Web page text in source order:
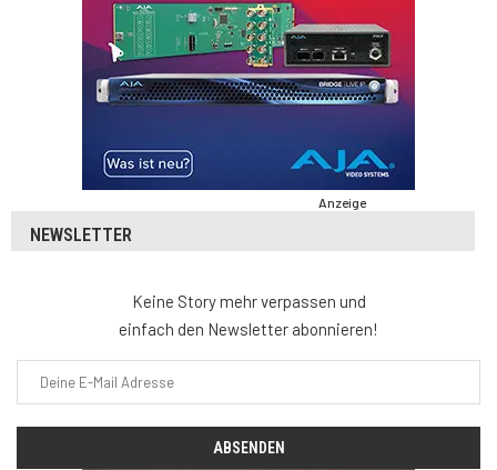
Anzeige
NEWSLETTER
Keine Story mehr verpassen und
einfach den Newsletter abonnieren!